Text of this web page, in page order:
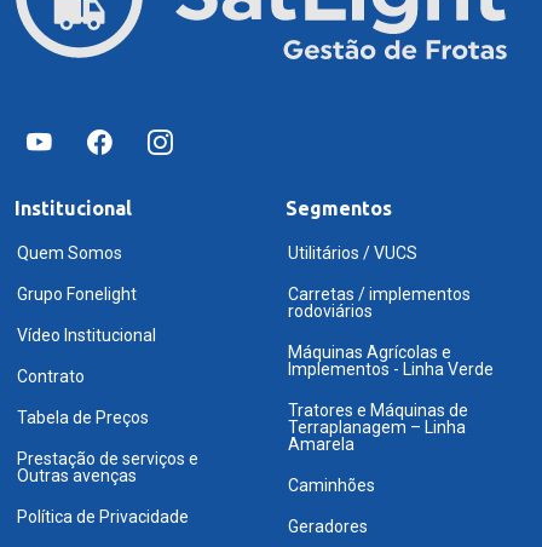
Institucional
Quem Somos
Grupo Fonelight
Vídeo Institucional
Contrato
Tabela de Preços
Prestação de serviços e
Outras avenças
Política de Privacidade
Segmentos
Utilitários / VUCS
Carretas / implementos
rodoviários
Máquinas Agrícolas e
Implementos - Linha Verde
Tratores e Máquinas de
Terraplanagem – Linha
Amarela
Caminhões
Geradores